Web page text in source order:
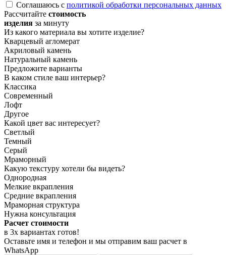
Соглашаюсь с политикой обработки персональных данных
Рассчитайте стоимость
изделия за минуту
Из какого материала вы хотите изделие?
Кварцевый агломерат
Акриловый камень
Натуральный камень
Предложите варианты
В каком стиле ваш интерьер?
Классика
Современный
Лофт
Другое
Какой цвет вас интересует?
Светлый
Темный
Серый
Мраморный
Какую текстуру хотели бы видеть?
Однородная
Мелкие вкрапления
Средние вкрапления
Мраморная структура
Нужна консультация
Расчет стоимости
в 3х вариантах готов!
Оставьте имя и телефон и мы отправим ваш расчет в
WhatsApp